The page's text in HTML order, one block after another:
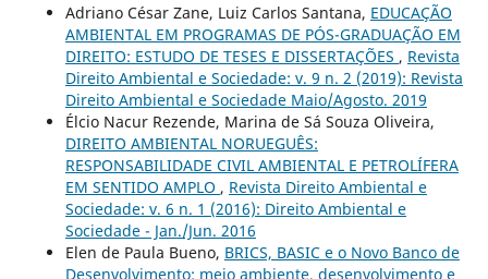
Adriano César Zane, Luiz Carlos Santana, EDUCAÇÃO
AMBIENTAL EM PROGRAMAS DE PÓS-GRADUAÇÃO EM
DIREITO: ESTUDO DE TESES E DISSERTAÇÕES , Revista
Direito Ambiental e Sociedade: v. 9 n. 2 (2019): Revista
Direito Ambiental e Sociedade Maio/Agosto. 2019
Élcio Nacur Rezende, Marina de Sá Souza Oliveira,
DIREITO AMBIENTAL NORUEGUÊS:
RESPONSABILIDADE CIVIL AMBIENTAL E PETROLÍFERA
EM SENTIDO AMPLO , Revista Direito Ambiental e
Sociedade: v. 6 n. 1 (2016): Direito Ambiental e
Sociedade - Jan./Jun. 2016
Elen de Paula Bueno, BRICS, BASIC e o Novo Banco de
Desenvolvimento: meio ambiente, desenvolvimento e